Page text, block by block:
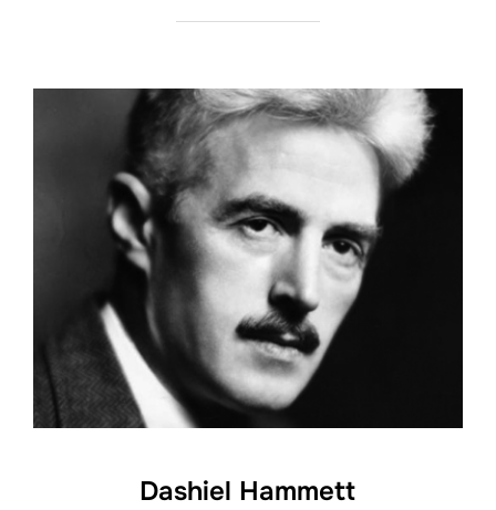
Dashiel Hammett